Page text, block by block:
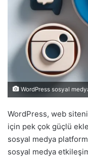
WordPress sosyal
WordPress, web
için pek çok güçlü
sosyal medya
sosyal medya